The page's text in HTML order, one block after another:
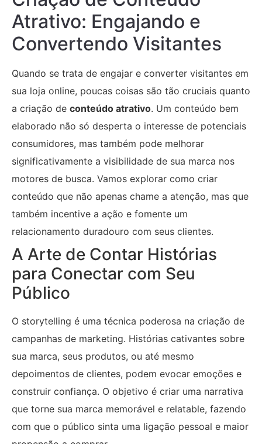
Atrativo: Engajando e
Convertendo Visitantes
Quando se trata de engajar e converter visitantes em
sua loja online, poucas coisas são tão cruciais quanto
a criação de conteúdo atrativo. Um conteúdo bem
elaborado não só desperta o interesse de potenciais
consumidores, mas também pode melhorar
significativamente a visibilidade de sua marca nos
motores de busca. Vamos explorar como criar
conteúdo que não apenas chame a atenção, mas que
também incentive a ação e fomente um
relacionamento duradouro com seus clientes.
A Arte de Contar Histórias
para Conectar com Seu
Público
O storytelling é uma técnica poderosa na criação de
campanhas de marketing. Histórias cativantes sobre
sua marca, seus produtos, ou até mesmo
depoimentos de clientes, podem evocar emoções e
construir confiança. O objetivo é criar uma narrativa
que torne sua marca memorável e relatable, fazendo
com que o público sinta uma ligação pessoal e maior